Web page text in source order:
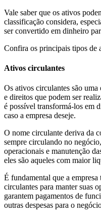
Vale saber que os ativos
classificação considera,
ser convertido em dinheiro
Confira os principais tipos de
Ativos circulantes
Os ativos circulantes são
e direitos que podem ser
é possível transformá-los em
caso a empresa deseje.
O nome circulante deriva da
sempre circulando no
operacionais e manutenção
eles são aqueles com maior
É fundamental que a
circulantes para manter suas
garantem pagamentos de
outras despesas para o